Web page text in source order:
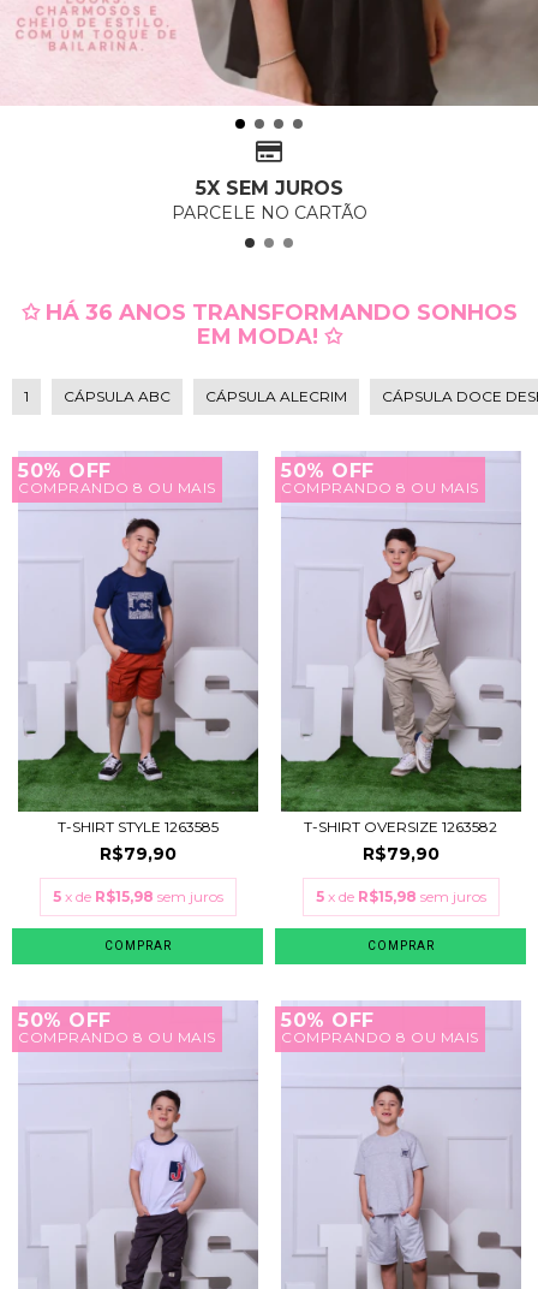
5X SEM JUROS
PARCELE NO CARTÃO
✩ HÁ 36 ANOS TRANSFORMANDO SONHOS
EM MODA! ✩
1 CÁPSULA ABC CÁPSULA ALECRIM CÁPSULA DOCE
50% OFF
COMPRANDO 8 OU MAIS
T-SHIRT STYLE 1263585
R$79,90
5 x de R$15,98 sem juros
COMPRAR
50% OFF
COMPRANDO 8 OU MAIS
T-SHIRT OVERSIZE 1263582
R$79,90
5 x de R$15,98 sem juros
COMPRAR
50% OFF
COMPRANDO 8 OU MAIS
50% OFF
COMPRANDO 8 OU MAIS